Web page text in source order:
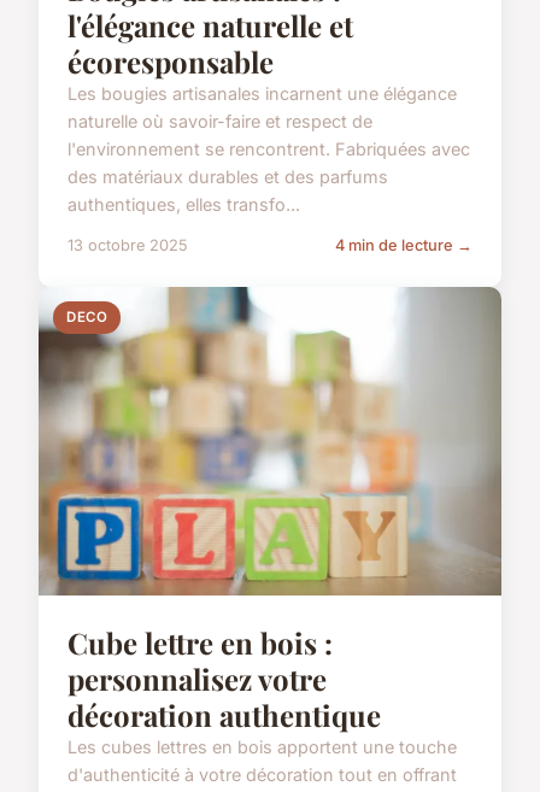
l'élégance naturelle et
écoresponsable
Les bougies artisanales incarnent une élégance
naturelle où savoir-faire et respect de
l'environnement se rencontrent. Fabriquées avec
des matériaux durables et des parfums
authentiques, elles transfo...
13 octobre 2025 4 min de lecture →
DECO
Cube lettre en bois :
personnalisez votre
décoration authentique
Les cubes lettres en bois apportent une touche
d'authenticité à votre décoration tout en offrant